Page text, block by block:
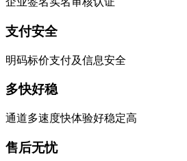
支付安全
明码标价支付及信息安全
多快好稳
通道多速度快体验好稳定高
售后无忧